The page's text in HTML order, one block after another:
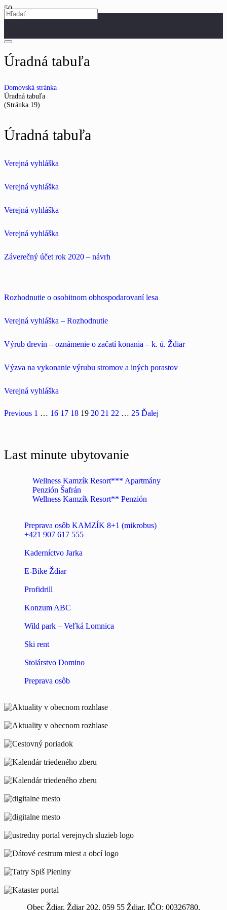
Úradná tabuľa
Domovská stránka
Úradná tabuľa
(Stránka 19)
Úradná tabuľa
Verejná vyhláška
Verejná vyhláška
Verejná vyhláška
Verejná vyhláška
Záverečný účet rok 2020 – návrh
Rozhodnutie o osobitnom obhospodarovaní lesa
Verejná vyhláška – Rozhodnutie
Výrub drevín – oznámenie o začatí konania – k. ú. Ždiar
Výzva na vykonanie výrubu stromov a iných porastov
Verejná vyhláška
Previous 1 … 16 17 18 19 20 21 22 … 25 Ďalej
Last minute ubytovanie
Wellness Kamzík Resort*** Apartmány
Penzión Šafrán
Wellness Kamzík Resort** Penzión
Preprava osôb KAMZÍK 8+1 (mikrobus)
+421 907 617 555
Kaderníctvo Jarka
E-Bike Ždiar
Profidrill
Konzum ABC
Wild park – Veľká Lomnica
Ski rent
Stolárstvo Domino
Preprava osôb
Obec Ždiar, Ždiar 202, 059 55 Ždiar, IČO: 00326780,